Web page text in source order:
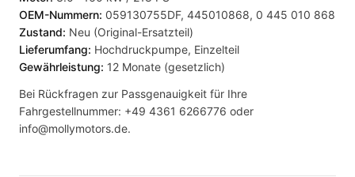
OEM-Nummern: 059130755DF, 445010868, 0 445 010 868
Zustand: Neu (Original-Ersatzteil)
Lieferumfang: Hochdruckpumpe, Einzelteil
Gewährleistung: 12 Monate (gesetzlich)
Bei Rückfragen zur Passgenauigkeit für Ihre
Fahrgestellnummer: +49 4361 6266776 oder
info@mollymotors.de.